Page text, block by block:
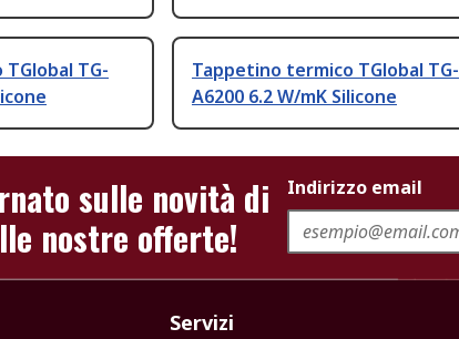
TG-
Tappetino termico TGlobal TG-
A6200 6.2 W/mK Silicone
sulle novità di
nostre offerte!
Indirizzo email
Servizi